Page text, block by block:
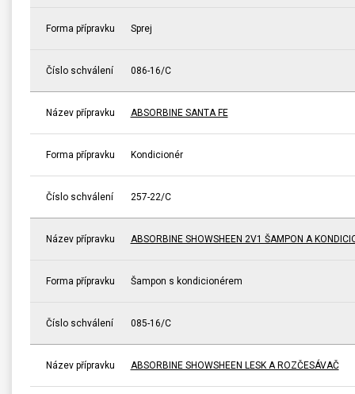
Forma přípravku Sprej
Číslo schválení 086-16/C
Název přípravku ABSORBINE SANTA FE
Forma přípravku Kondicionér
Číslo schválení 257-22/C
Název přípravku ABSORBINE SHOWSHEEN 2V1 ŠAMPON A
Forma přípravku Šampon s kondicionérem
Číslo schválení 085-16/C
Název přípravku ABSORBINE SHOWSHEEN LESK A ROZČESÁVAČ